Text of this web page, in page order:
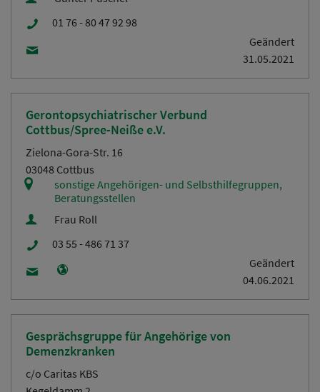
01 76 - 80 47 92 98
Geändert
31.05.2021
Gerontopsychiatrischer Verbund
Cottbus/Spree-Neiße e.V.
Zielona-Gora-Str. 16
03048 Cottbus
sonstige Angehörigen- und Selbsthilfegruppen,
Beratungsstellen
Frau Roll
03 55 - 486 71 37
Geändert
04.06.2021
Gesprächsgruppe für Angehörige von
Demenzkranken
c/o Caritas KBS